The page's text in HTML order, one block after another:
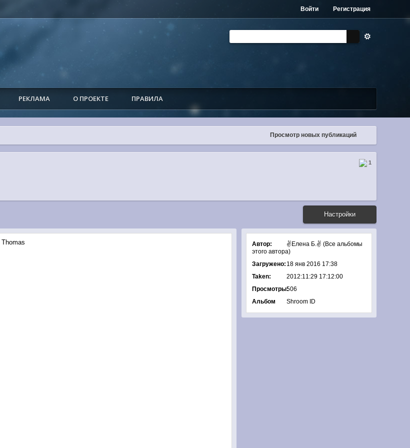
Войти Регистрация
РЕКЛАМА О ПРОЕКТЕ ПРАВИЛА
Просмотр новых публикаций
1
Настройки
Автор: ✌Елена Б.✌ (Все альбомы
этого автора)
Загружено: 18 янв 2016 17:38
Taken:
2012:11:29 17:12:00
Просмотры:506
Альбом
Shroom ID